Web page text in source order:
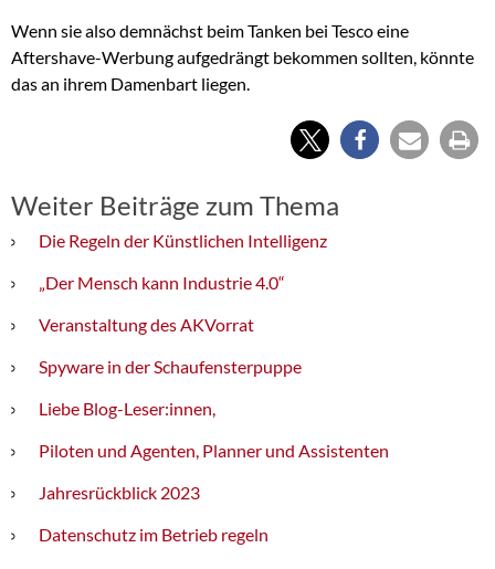
Wenn sie also demnächst beim Tanken bei Tesco eine
Aftershave-Werbung aufgedrängt bekommen sollten, könnte
das an ihrem Damenbart liegen.
Weiter Beiträge zum Thema
Die Regeln der Künstlichen Intelligenz
„Der Mensch kann Industrie 4.0“
Veranstaltung des AKVorrat
Spyware in der Schaufensterpuppe
Liebe Blog-Leser:innen,
Piloten und Agenten, Planner und Assistenten
Jahresrückblick 2023
Datenschutz im Betrieb regeln